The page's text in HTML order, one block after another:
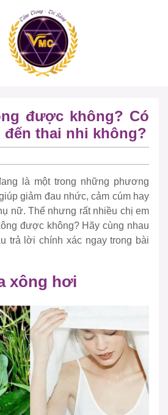
được không? Có
thai nhi không?
là một trong những phương
giảm đau nhức, cảm cúm hay
nữ. Thế nhưng rất nhiều chị em
được không? Hãy cùng nhau
trả lời chính xác ngay trong bài
xông hơi